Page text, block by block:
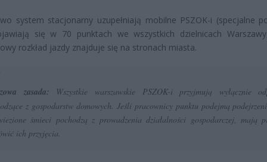
system stacjonarny uzupełniają mobilne PSZOK-i (specjalne
się w 70 punktach we wszystkich dzielnicach
rozkład jazdy znajduje się na stronach miasta.
zasada: Wszystkie warszawskie PSZOK-i przyjmują wyłącznie
z gospodarstw domowych. Jeśli pracownicy punktu podejmą
śmieci pochodzą z prowadzenia działalności gospodarczej, mają
ich przyjęcia.